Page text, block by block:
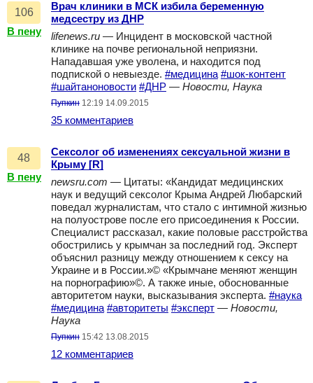
106
В пену
Врач клиники в МСК избила беременную
медсестру из ДНР
lifenews.ru — Инцидент в московской частной
клинике на почве региональной неприязни.
Нападавшая уже уволена, и находится под
подпиской о невыезде. #медицина #шок-контент
#шайтаноновости #ДНР — Новости, Наука
Пупкин 12:19 14.09.2015
35 комментариев
48
В пену
Сексолог об изменениях сексуальной жизни в
Крыму [R]
newsru.com — Цитаты: «Кандидат медицинских
наук и ведущий сексолог Крыма Андрей Любарский
поведал журналистам, что стало с интимной жизнью
на полуострове после его присоединения к России.
Специалист рассказал, какие половые расстройства
обострились у крымчан за последний год. Эксперт
объяснил разницу между отношением к сексу на
Украине и в России.»© «Крымчане меняют женщин
на порнографию»©. А также иные, обоснованные
авторитетом науки, высказывания эксперта. #наука
#медицина #авторитеты #эксперт — Новости,
Наука
Пупкин 15:42 13.08.2015
12 комментариев